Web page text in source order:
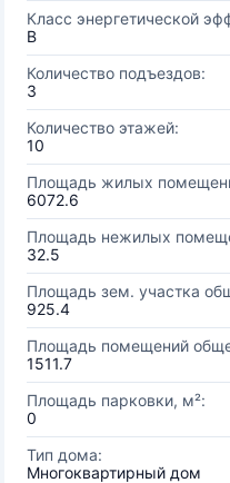
Класс энергетической
B
Количество подъездов:
3
Количество этажей:
10
Площадь жилых
6072.6
Площадь нежилых
32.5
Площадь зем. участка
925.4
Площадь помещений
1511.7
Площадь парковки, м²:
0
Тип дома:
Многоквартирный дом